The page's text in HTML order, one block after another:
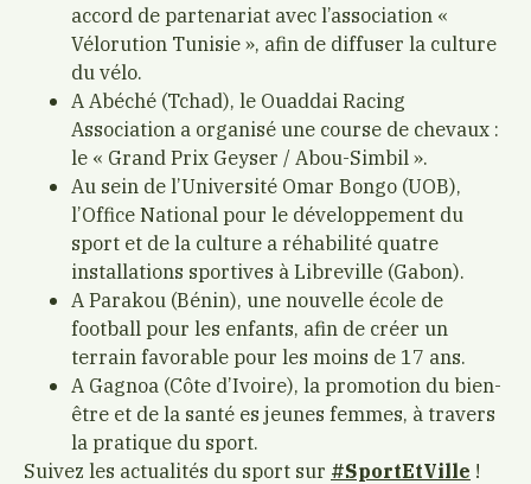
accord de partenariat avec l’association «
Vélorution Tunisie », afin de diffuser la culture
du vélo.
A Abéché (Tchad), le Ouaddai Racing
Association a organisé une course de chevaux :
le « Grand Prix Geyser / Abou-Simbil ».
Au sein de l’Université Omar Bongo (UOB),
l’Office National pour le développement du
sport et de la culture a réhabilité quatre
installations sportives à Libreville (Gabon).
A Parakou (Bénin), une nouvelle école de
football pour les enfants, afin de créer un
terrain favorable pour les moins de 17 ans.
A Gagnoa (Côte d’Ivoire), la promotion du bien-
être et de la santé es jeunes femmes, à travers
la pratique du sport.
Suivez les actualités du sport sur #SportEtVille !